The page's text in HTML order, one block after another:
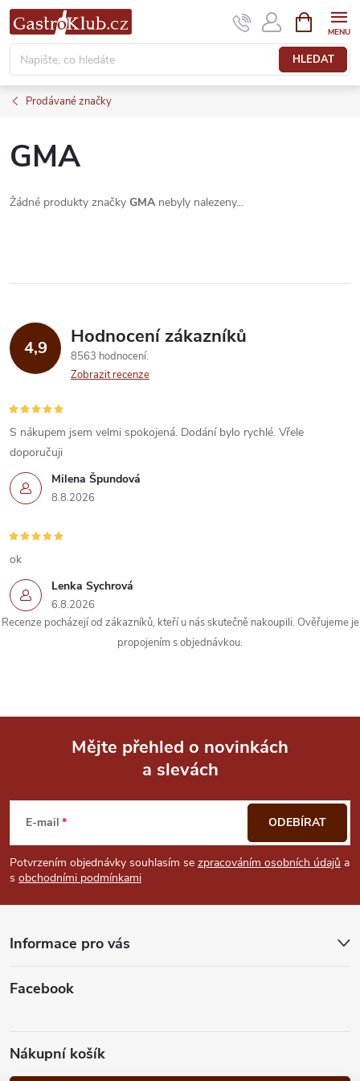
Přejít
na
obsah
HLEDAT
NÁKUPNÍ
KOŠÍK
Prodávané značky
GMA
Žádné produkty značky GMAnebyly nalezeny...
4,9 Hodnocení zákazníků
8563 hodnocení
Zobrazit recenze
Milena Špundová
8.8.2026
S nákupem jsem velmi spokojená. Dodání bylo rychlé. Vřele
doporučuji
Lenka Sychrová
6.8.2026
ok
Recenze pocházejí od zákazníků, kteří u nás skutečně nakoupili. Ověřujeme je
propojením s objednávkou.
p
a
Mějte přehled o novinkách
a slevách
E-mail
Potvrzením objednávky souhlasím se zpracováním osobních údajů a
s obchodními podmínkami
ODEBÍRAT
Informace pro vás
Facebook
Nákupní košík